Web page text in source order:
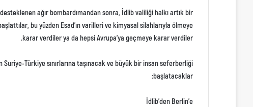
ağır bombardımandan sonra, İdlib valiliği halkı artık bir
bu yüzden Esad’ın varilleri ve kimyasal silahlarıyla ölmeye
karar verdiler ya da hepsi Avrupa’ya geçmeye karar verdiler.
Türkiye sınırlarına taşınacak ve büyük bir insan seferberliği
başlatacaklar:
İdlib’den Berlin’e